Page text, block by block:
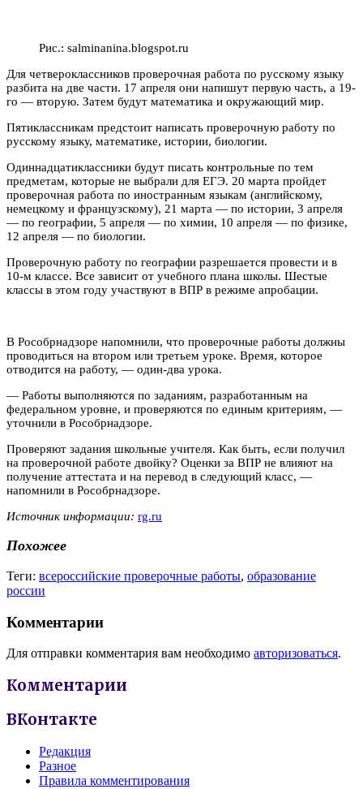
Рис.: salminanina.blogspot.ru
Для четвероклассников проверочная работа по русскому языку
разбита на две части. 17 апреля они напишут первую часть, а 19-
го — вторую. Затем будут математика и окружающий мир.
Пятиклассникам предстоит написать проверочную работу по
русскому языку, математике, истории, биологии.
Одиннадцатиклассники будут писать контрольные по тем
предметам, которые не выбрали для ЕГЭ. 20 марта пройдет
проверочная работа по иностранным языкам (английскому,
немецкому и французскому), 21 марта — по истории, 3 апреля
— по географии, 5 апреля — по химии, 10 апреля — по физике,
12 апреля — по биологии.
Проверочную работу по географии разрешается провести и в
10-м классе. Все зависит от учебного плана школы. Шестые
классы в этом году участвуют в ВПР в режиме апробации.
В Рособрнадзоре напомнили, что проверочные работы должны
проводиться на втором или третьем уроке. Время, которое
отводится на работу, — один-два урока.
— Работы выполняются по заданиям, разработанным на
федеральном уровне, и проверяются по единым критериям, —
уточнили в Рособрнадзоре.
Проверяют задания школьные учителя. Как быть, если получил
на проверочной работе двойку? Оценки за ВПР не влияют на
получение аттестата и на перевод в следующий класс, —
напомнили в Рособрнадзоре.
Источник информации: rg.ru
Похожее
Теги: всероссийские проверочные работы, образование
россии
Комментарии
Для отправки комментария вам необходимо авторизоваться.
Комментарии
ВКонтакте
Редакция
Разное
Правила комментирования